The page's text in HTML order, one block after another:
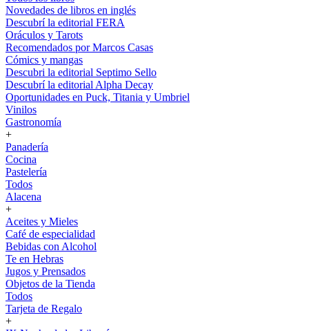
Novedades de libros en inglés
Descubrí la editorial FERA
Oráculos y Tarots
Recomendados por Marcos Casas
Cómics y mangas
Descubri la editorial Septimo Sello
Descubrí la editorial Alpha Decay
Oportunidades en Puck, Titania y Umbriel
Vinilos
Gastronomía
+
Panadería
Cocina
Pastelería
Todos
Alacena
+
Aceites y Mieles
Café de especialidad
Bebidas con Alcohol
Te en Hebras
Jugos y Prensados
Objetos de la Tienda
Todos
Tarjeta de Regalo
+